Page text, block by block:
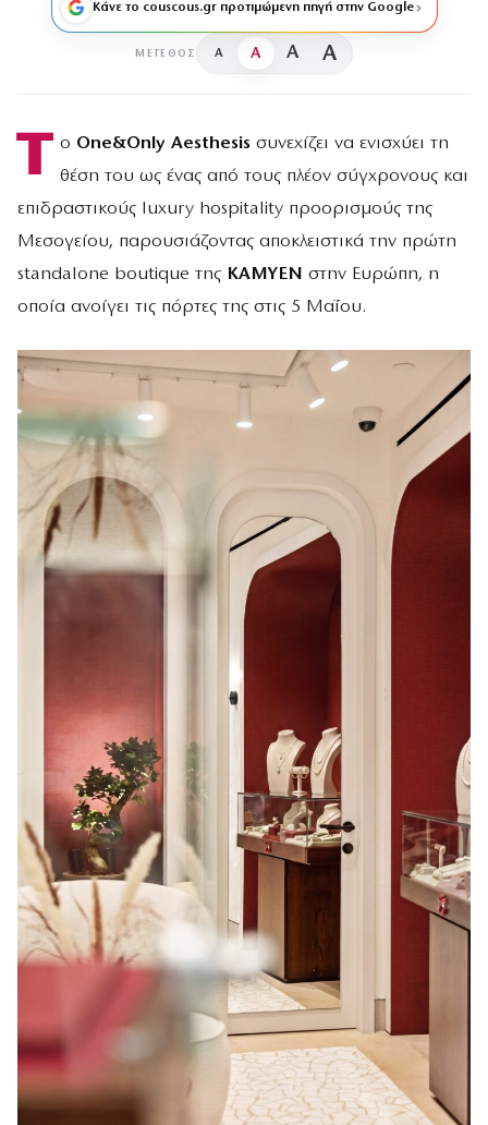
Κάνε το couscous.gr προτιμώμενη πηγή στην Google
ΜΈΓΕΘΟΣ A A A A
Τ ο One&Only Aesthesisσυνεχίζει να ενισχύει τη
θέση του ως ένας από τους πλέον σύγχρονους και
επιδραστικούς luxury hospitality προορισμούς της
Μεσογείου, παρουσιάζοντας αποκλειστικά την πρώτη
standalone boutique της KAMYEN στην Ευρώπη, η
οποία ανοίγει τις πόρτες της στις 5 Μαΐου.